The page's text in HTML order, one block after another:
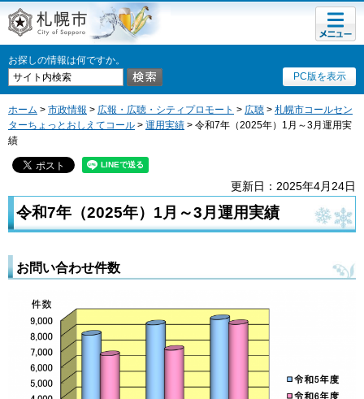
札幌市
お探しの情報は何ですか。
PC版を表示
メニュ
ー
ホーム > 市政情報 > 広報・広聴・シティプロモート > 広聴 > 札幌市コールセン
ターちょっとおしえてコール > 運用実績 > 令和7年（2025年）1月～3月運用実
績
更新日：2025年4月24日
令和7年（2025年）1月～3月運用実績
お問い合わせ件数